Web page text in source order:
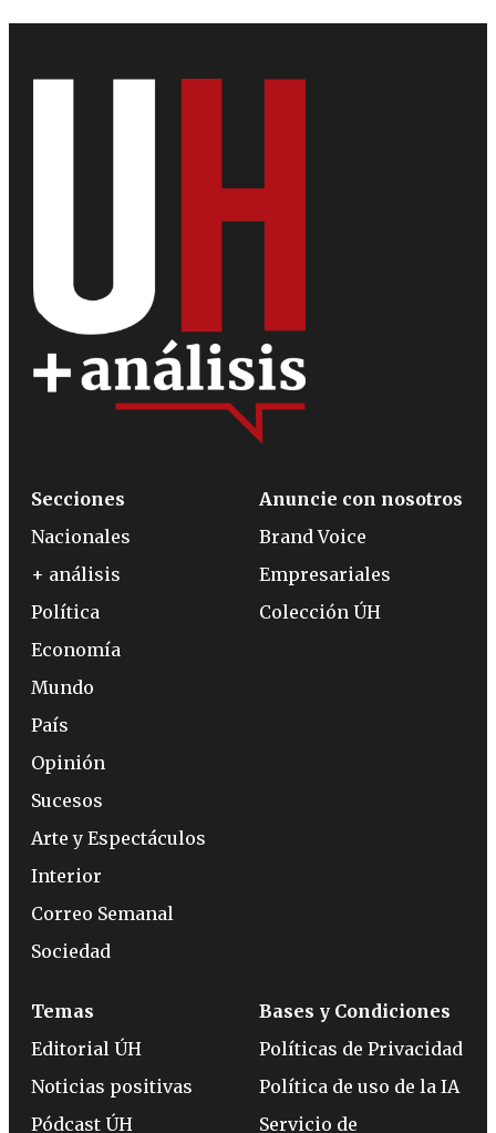
Secciones
Nacionales
+ análisis
Política
Economía
Mundo
País
Opinión
Sucesos
Arte y Espectáculos
Interior
Correo Semanal
Sociedad
Anuncie con nosotros
Brand Voice
Empresariales
Colección ÚH
Temas
Editorial ÚH
Noticias positivas
Pódcast ÚH
Bases y Condiciones
Políticas de Privacidad
Política de uso de la IA
Servicio de